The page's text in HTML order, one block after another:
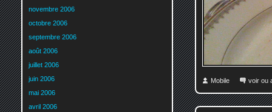
Mobile voir ou
novembre 2006
octobre 2006
septembre 2006
août 2006
juillet 2006
juin 2006
mai 2006
avril 2006